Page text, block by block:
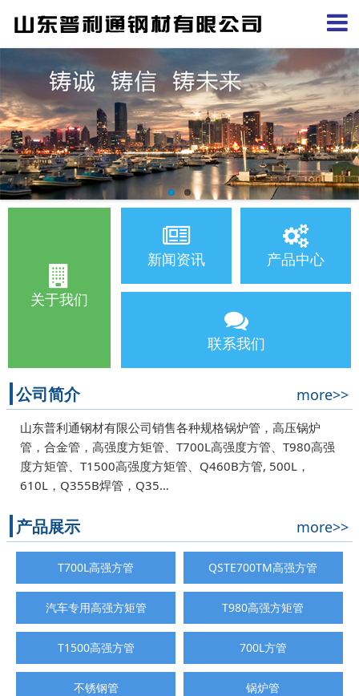
关于我们
新闻资讯 产品中心
联系我们
公司简介 more>>
山东普利通钢材有限公司销售各种规格锅炉管，高压锅炉
管，合金管，高强度方矩管、T700L高强度方管、T980高强
度方矩管、T1500高强度方矩管、Q460B方管, 500L，
610L，Q355B焊管，Q35…
产品展示 more>>
T700L高强方管 QSTE700TM高强方管
汽车专用高强方矩管 T980高强方矩管
T1500高强方管 700L方管
不锈钢管 锅炉管